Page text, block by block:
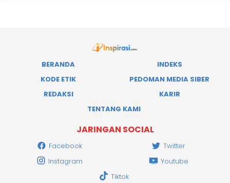
BERANDA
INDEKS
KODE ETIK
PEDOMAN MEDIA SIBER
REDAKSI
KARIR
TENTANG KAMI
JARINGAN SOCIAL
Facebook
Twitter
Instagram
Youtube
Tiktok